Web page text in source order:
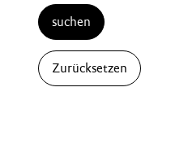
suchen
Zurücksetzen